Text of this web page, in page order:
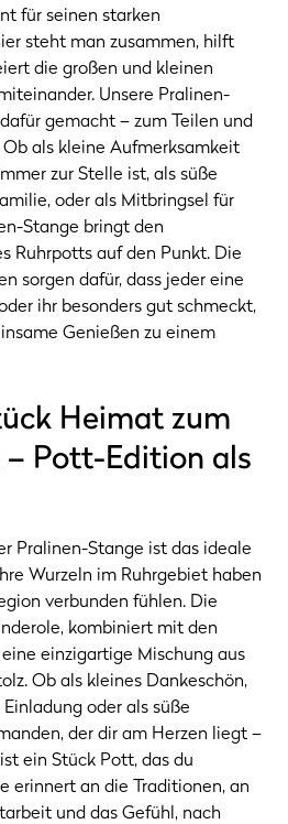
für seinen starken
steht man zusammen, hilft
die großen und kleinen
Unsere Pralinen-
gemacht – zum Teilen und
als kleine Aufmerksamkeit
zur Stelle ist, als süße
oder als Mitbringsel für
Stange bringt den
Ruhrpotts auf den Punkt. Die
sorgen dafür, dass jeder eine
ihr besonders gut schmeckt,
Genießen zu einem
Heimat zum
– Pott-Edition als
Pralinen-Stange ist das ideale
Wurzeln im Ruhrgebiet haben
verbunden fühlen. Die
kombiniert mit den
einzigartige Mischung aus
Ob als kleines Dankeschön,
oder als süße
der dir am Herzen liegt –
ein Stück Pott, das du
erinnert an die Traditionen, an
und das Gefühl, nach